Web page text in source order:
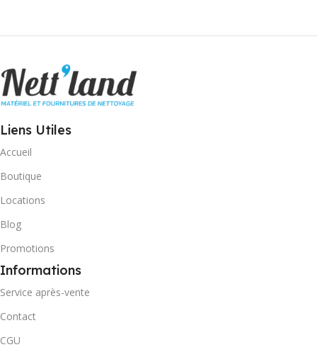
Liens Utiles
Accueil
Boutique
Locations
Blog
Promotions
Informations
Service après-vente
Contact
CGU